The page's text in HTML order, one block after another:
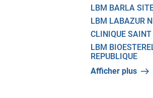
LBM BARLA
LBM LABAZUR
CLINIQUE SAINT
LBM
REPUBLIQUE
Afficher plus